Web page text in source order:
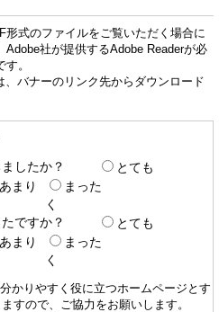
形式のファイルをご覧いただく場合に
Adobe社が提供するAdobe Readerが必
す。
バナーのリンク先からダウンロード
したか？
とても
あまり
まった
く
ですか？
とても
あまり
まった
く
かりやすく役に立つホームページとす
すので、ご協力をお願いします。